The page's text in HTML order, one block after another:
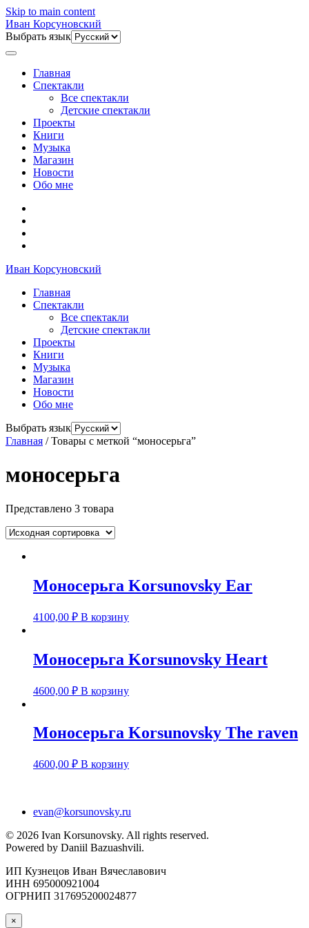
Skip to main content
Иван Корсуновский
Выбрать язык
Главная
Спектакли
Все спектакли
Детские спектакли
Проекты
Книги
Музыка
Магазин
Новости
Обо мне
Иван Корсуновский
Главная
Спектакли
Все спектакли
Детские спектакли
Проекты
Книги
Музыка
Магазин
Новости
Обо мне
Выбрать язык
Главная / Товары с меткой “моносерьга”
моносерьга
Представлено 3 товара
Моносерьга Korsunovsky Еar
4100,00 ₽ В корзину
Моносерьга Korsunovsky Heart
4600,00 ₽ В корзину
Моносерьга Korsunovsky The raven
4600,00 ₽ В корзину
evan@korsunovsky.ru
© 2026 Ivan Korsunovsky. All rights reserved.
Powered by Daniil Bazuashvili.
ИП Кузнецов Иван Вячеславович
ИНН 695000921004
ОГРНИП 317695200024877
×